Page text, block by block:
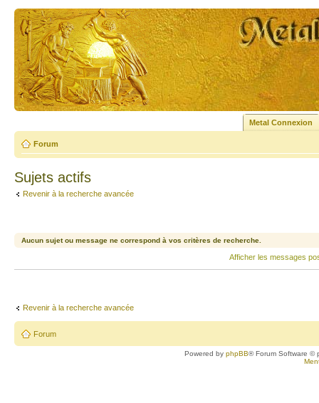
Metal Connexion
Forum
Sujets actifs
Revenir à la recherche avancée
Aucun sujet ou message ne correspond à vos critères de recherche.
Afficher les messages
Revenir à la recherche avancée
Forum
Powered byphpBB® Forum Software ©